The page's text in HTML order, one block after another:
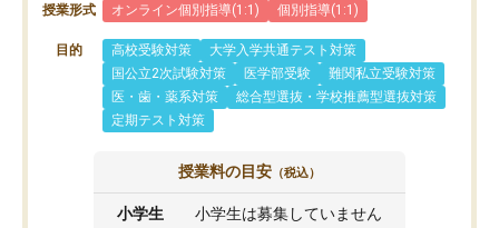
授業形式 オンライン個別指導(1:1) 個別指導(1:1)
目的 高校受験対策
大学入学共通テスト対策
国公立2次試験対策
医学部受験
難関私立受験対策
医・歯・薬系対策
総合型選抜・学校推薦型選抜対策
定期テスト対策
授業料の目安 （税込）
小学生 小学生は募集していません